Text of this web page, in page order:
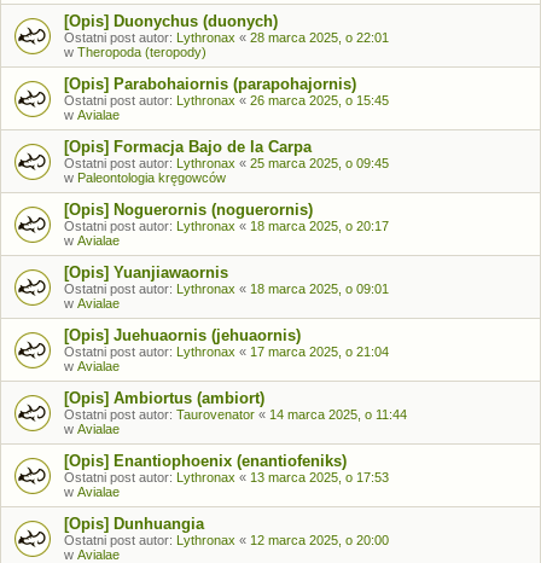
[Opis] Duonychus (duonych)
Ostatni post autor: Lythronax « 28 marca 2025, o 22:01
w Theropoda (teropody)
[Opis] Parabohaiornis (parapohajornis)
Ostatni post autor: Lythronax « 26 marca 2025, o 15:45
w Avialae
[Opis] Formacja Bajo de la Carpa
Ostatni post autor: Lythronax « 25 marca 2025, o 09:45
w Paleontologia kręgowców
[Opis] Noguerornis (noguerornis)
Ostatni post autor: Lythronax « 18 marca 2025, o 20:17
w Avialae
[Opis] Yuanjiawaornis
Ostatni post autor: Lythronax « 18 marca 2025, o 09:01
w Avialae
[Opis] Juehuaornis (jehuaornis)
Ostatni post autor: Lythronax « 17 marca 2025, o 21:04
w Avialae
[Opis] Ambiortus (ambiort)
Ostatni post autor: Taurovenator « 14 marca 2025, o 11:44
w Avialae
[Opis] Enantiophoenix (enantiofeniks)
Ostatni post autor: Lythronax « 13 marca 2025, o 17:53
w Avialae
[Opis] Dunhuangia
Ostatni post autor: Lythronax « 12 marca 2025, o 20:00
w Avialae